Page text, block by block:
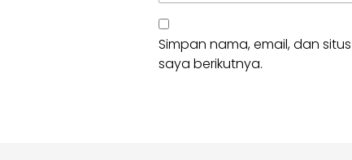
Simpan nama, email, dan
saya berikutnya.